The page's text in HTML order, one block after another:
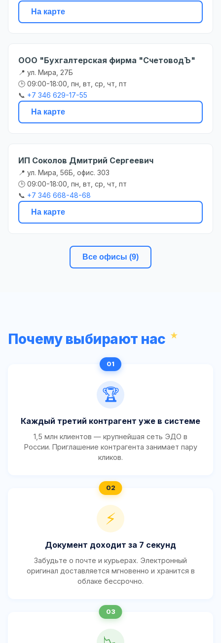
На карте
ООО "Бухгалтерская фирма "СчетоводЪ"
📍 ул. Мира, 27Б
🕒 09:00-18:00, пн, вт, ср, чт, пт
📞 +7 346 629-17-55
На карте
ИП Соколов Дмитрий Сергеевич
📍 ул. Мира, 56Б, офис. 303
🕒 09:00-18:00, пн, вт, ср, чт, пт
📞 +7 346 668-48-68
На карте
Все офисы (9)
Почему выбирают нас
🏆
Каждый третий контрагент уже в системе
1,5 млн клиентов — крупнейшая сеть ЭДО в
России. Приглашение контрагента занимает пару
кликов.
⚡
Документ доходит за 7 секунд
Забудьте о почте и курьерах. Электронный
оригинал доставляется мгновенно и хранится в
облаке бессрочно.